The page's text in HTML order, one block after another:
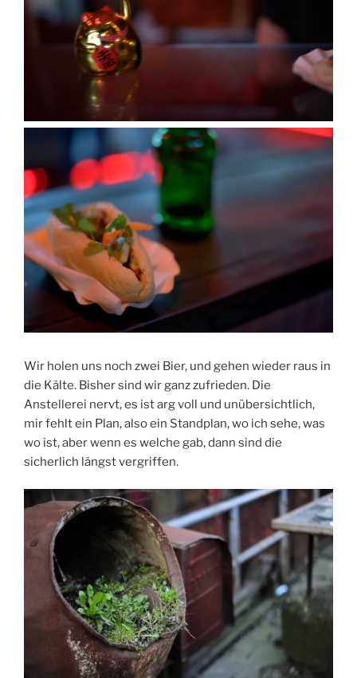
Wir holen uns noch zwei Bier, und gehen wieder raus in
die Kälte. Bisher sind wir ganz zufrieden. Die
Anstellerei nervt, es ist arg voll und unübersichtlich,
mir fehlt ein Plan, also ein Standplan, wo ich sehe, was
wo ist, aber wenn es welche gab, dann sind die
sicherlich längst vergriffen.